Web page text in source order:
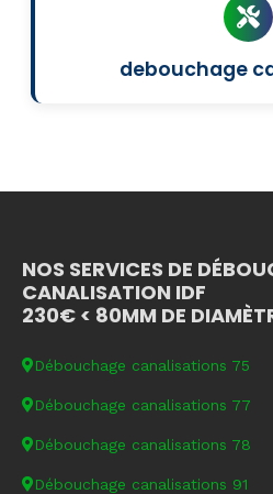
debouchage
NOS SERVICES DE
CANALISATION IDF
230€ < 80MM DE
Débouchage canalisations 75
Débouchage canalisations 77
Débouchage canalisations 78
Débouchage canalisations 91